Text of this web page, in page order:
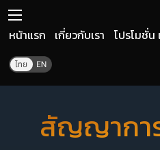
หน้าแรก เกี่ยวกับเรา โปรโมชั่น
สัญญากา